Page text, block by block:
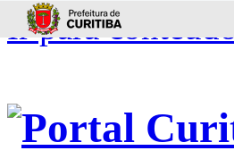
Ir para conteúdo